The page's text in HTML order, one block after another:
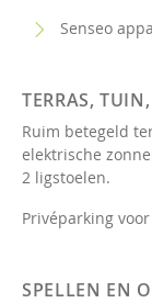
Senseo
TERRAS,
Ruim betegeld
elektrische
2 ligstoelen.
Privéparking
SPELLEN EN